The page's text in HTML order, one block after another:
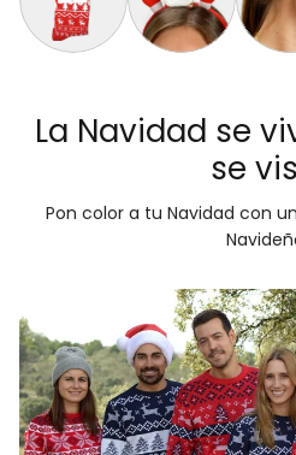
La Navidad se
se
Pon color a tu Navidad con